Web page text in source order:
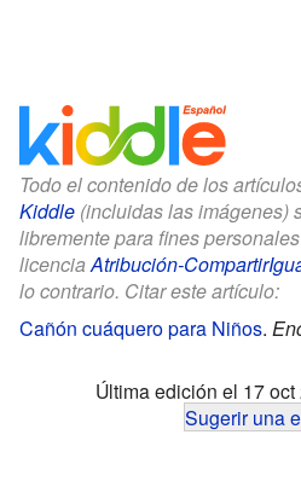
Todo el contenido de los
Kiddle (incluidas las imágenes)
libremente para fines
licencia Atribución-
lo contrario. Citar este artículo:
Cañón cuáquero para Niños.
Última edición el 17
Sugerir una